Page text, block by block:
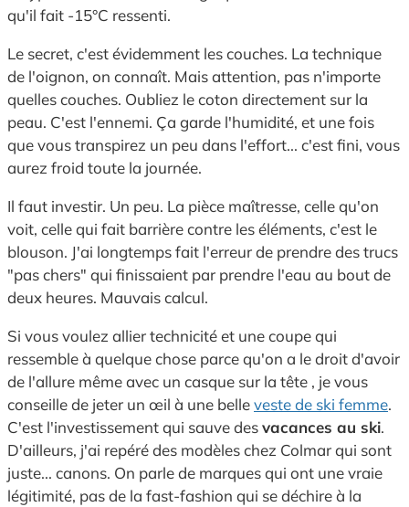
qu'il fait -15°C ressenti.
Le secret, c'est évidemment les couches. La technique
de l'oignon, on connaît. Mais attention, pas n'importe
quelles couches. Oubliez le coton directement sur la
peau. C'est l'ennemi. Ça garde l'humidité, et une fois
que vous transpirez un peu dans l'effort... c'est fini, vous
aurez froid toute la journée.
Il faut investir. Un peu. La pièce maîtresse, celle qu'on
voit, celle qui fait barrière contre les éléments, c'est le
blouson. J'ai longtemps fait l'erreur de prendre des trucs
"pas chers" qui finissaient par prendre l'eau au bout de
deux heures. Mauvais calcul.
Si vous voulez allier technicité et une coupe qui
ressemble à quelque chose parce qu'on a le droit d'avoir
de l'allure même avec un casque sur la tête , je vous
conseille de jeter un œil à une belleveste de ski femme.
C'est l'investissement qui sauve desvacances au ski.
D'ailleurs, j'ai repéré des modèles chez Colmar qui sont
juste... canons. On parle de marques qui ont une vraie
légitimité, pas de la fast-fashion qui se déchire à la